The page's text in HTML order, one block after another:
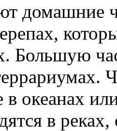
домашние
Большую
океанах
в